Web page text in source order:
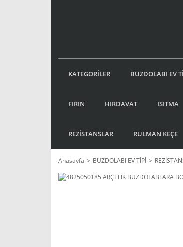
KATEGORİLER BUZDOLABI EV
FIRIN HIRDAVAT ISITMA
REZİSTANSLAR RULMAN KEÇE
Anasayfa BUZDOLABI EV TİPİ